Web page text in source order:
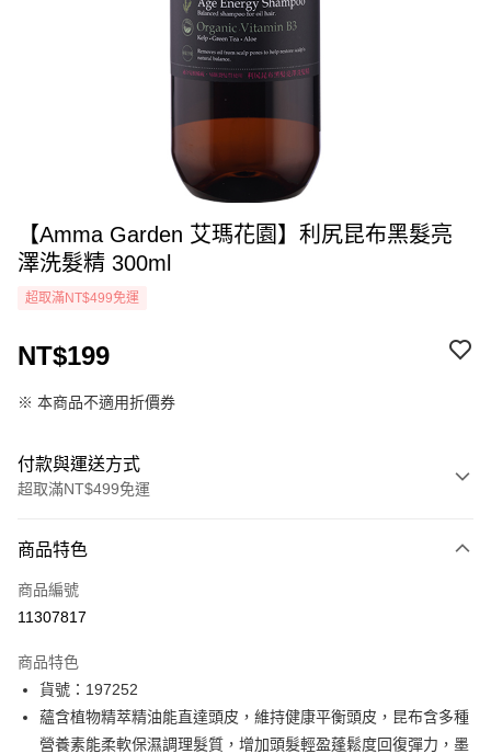
【Amma Garden 艾瑪花園】利尻昆布黑髮亮
澤洗髮精 300ml
超取滿NT$499免運
NT$199
※ 本商品不適用折價券
付款與運送方式
超取滿NT$499免運
icash Pay
信用卡一次付款
LINE Pay
Apple Pay
商品特色
商品編號
11307817
商品特色
貨號：197252
蘊含植物精萃精油能直達頭皮，維持健康平衡頭皮，昆布含多種
營養素能柔軟保濕調理髮質，增加頭髮輕盈蓬鬆度回復彈力，墨